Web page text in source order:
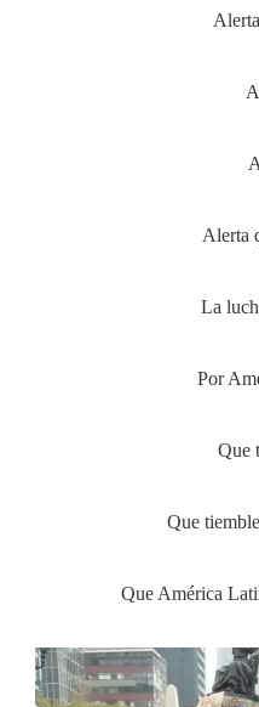
Alerta
La
Por
Que
Que
Que América